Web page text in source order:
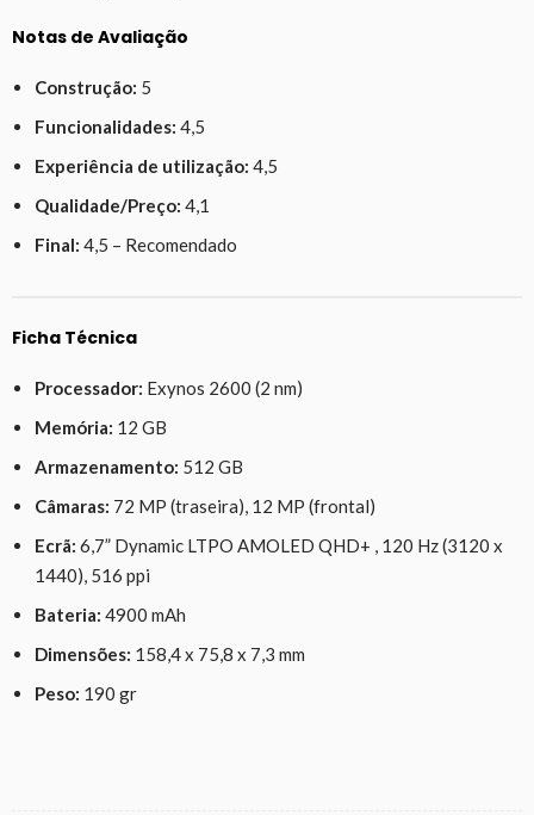
Notas de Avaliação
Construção: 5
Funcionalidades: 4,5
Experiência de utilização: 4,5
Qualidade/Preço: 4,1
Final: 4,5 – Recomendado
Ficha Técnica
Processador: Exynos 2600 (2 nm)
Memória: 12 GB
Armazenamento: 512 GB
Câmaras: 72 MP (traseira), 12 MP (frontal)
Ecrã: 6,7” Dynamic LTPO AMOLED QHD+ , 120 Hz (3120 x
1440), 516 ppi
Bateria: 4900 mAh
Dimensões: 158,4 x 75,8 x 7,3 mm
Peso: 190 gr